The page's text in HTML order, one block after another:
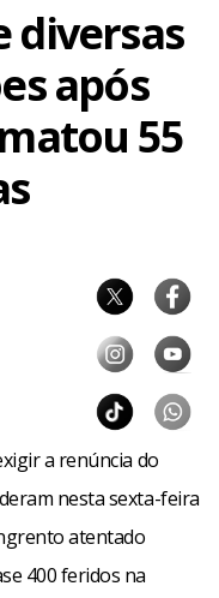
diversas
após
55
a renúncia do
nesta sexta-feira
atentado
400 feridos na